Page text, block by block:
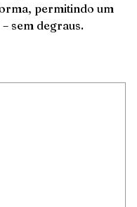
permitindo um
sem degraus.